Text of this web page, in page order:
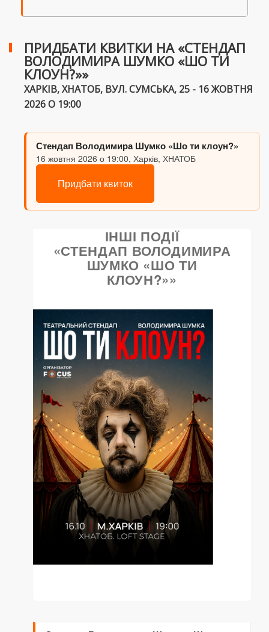
ПРИДБАТИ КВИТКИ НА «СТЕНДАП
ВОЛОДИМИРА ШУМКО «ШО ТИ
КЛОУН?»»
ХАРКІВ, ХНАТОБ, ВУЛ. СУМСЬКА, 25 - 16 ЖОВТНЯ
2026 О 19:00
Стендап Володимира Шумко «Шо ти клоун?»
16 жовтня 2026 о 19:00, Харків, ХНАТОБ
Придбати квиток
ІНШІ ПОДІЇ
«СТЕНДАП ВОЛОДИМИРА
ШУМКО «ШО ТИ
КЛОУН?»»